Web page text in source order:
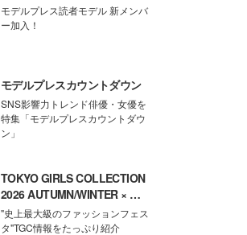
モデルプレス読者モデル 新メンバ
ー加入！
モデルプレスカウントダウン
SNS影響力トレンド俳優・女優を
特集「モデルプレスカウントダウ
ン」
TOKYO GIRLS COLLECTION
2026 AUTUMN/WINTER × モ
デルプレス
"史上最大級のファッションフェス
タ"TGC情報をたっぷり紹介